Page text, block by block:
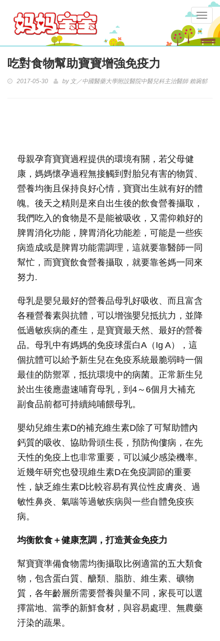
吃對食物幫助寶寶增強免疫力
2017-05-30 by 文／中國醫藥大學附設醫院中醫兒科主治醫師 賴琬郁
母親孕育寶寶過程提供的環境有關，若父母健
康，媽媽懷孕過程無接觸到對胎兒有害的物質、
營養均衡且保持良好心情，寶寶出生就有好的體
魄。後天之精則是來自出生後的飲食營養攝取，
我們吃入的食物是不是能被吸收，又需仰賴好的
脾胃消化功能，脾胃消化功能差，可能是一些疾
病造成或是脾胃功能需調理，這就要靠醫師一同
幫忙，而寶寶飲食營養攝取，就要靠爸媽一同來
努力.
母乳是嬰兒最好的營養品母乳好吸收、而且富含
各種營養素與抗體，可以增強嬰兒抵抗力，並降
低過敏疾病的產生，是寶寶最天然、最好的營養
品。母乳中有媽媽的免疫球蛋白A（Ig A），這
個抗體可以給予新生兒在免疫系統最脆弱時一個
最佳的防禦罩，抵抗環境中的病菌。正常新生兒
於出生後應盡速哺育母乳，到4～6個月大補充
副食品前都可持續純哺餵母乳。
嬰幼兒維生素D的補充維生素D除了可幫助體內
鈣質的吸收、協助骨頭生長，預防佝僂病，在先
天性的免疫上也非常重要，可以減少感染機率。
近幾年研究也發現維生素D在免疫調節的重要
性，缺乏維生素D比較容易有異位性皮膚炎、過
敏性鼻炎、氣喘等過敏疾病與一些自體免疫疾
病。
均衡飲食＋健康烹調，打造黃金免疫力
幫寶寶準備食物需均衡攝取比例適當的五大類食
物，包含蛋白質、醣類、脂肪、維生素、礦物
質，各年齡層所需要營養與量不同，家長可以選
擇當地、當季的新鮮食材，與容易處理、無農藥
汙染的蔬果。